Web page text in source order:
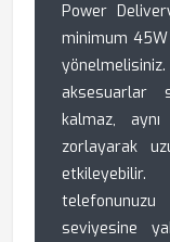
Power
minimum 45W
aksesuarlar
kalmaz,
zorlayarak
seviyesine